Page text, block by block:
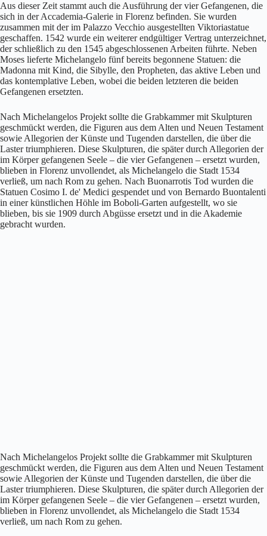
Aus dieser Zeit stammt auch die Ausführung der vier Gefangenen, die
sich in der Accademia-Galerie in Florenz befinden. Sie wurden
zusammen mit der im Palazzo Vecchio ausgestellten Viktoriastatue
geschaffen. 1542 wurde ein weiterer endgültiger Vertrag unterzeichnet,
der schließlich zu den 1545 abgeschlossenen Arbeiten führte. Neben
Moses lieferte Michelangelo fünf bereits begonnene Statuen: die
Madonna mit Kind, die Sibylle, den Propheten, das aktive Leben und
das kontemplative Leben, wobei die beiden letzteren die beiden
Gefangenen ersetzten.
Nach Michelangelos Projekt sollte die Grabkammer mit Skulpturen
geschmückt werden, die Figuren aus dem Alten und Neuen Testament
sowie Allegorien der Künste und Tugenden darstellen, die über die
Laster triumphieren. Diese Skulpturen, die später durch Allegorien der
im Körper gefangenen Seele – die vier Gefangenen – ersetzt wurden,
blieben in Florenz unvollendet, als Michelangelo die Stadt 1534
verließ, um nach Rom zu gehen. Nach Buonarrotis Tod wurden die
Statuen Cosimo I. de' Medici gespendet und von Bernardo Buontalenti
in einer künstlichen Höhle im Boboli-Garten aufgestellt, wo sie
blieben, bis sie 1909 durch Abgüsse ersetzt und in die Akademie
gebracht wurden.
Nach Michelangelos Projekt sollte die Grabkammer mit Skulpturen
geschmückt werden, die Figuren aus dem Alten und Neuen Testament
sowie Allegorien der Künste und Tugenden darstellen, die über die
Laster triumphieren. Diese Skulpturen, die später durch Allegorien der
im Körper gefangenen Seele – die vier Gefangenen – ersetzt wurden,
blieben in Florenz unvollendet, als Michelangelo die Stadt 1534
verließ, um nach Rom zu gehen.